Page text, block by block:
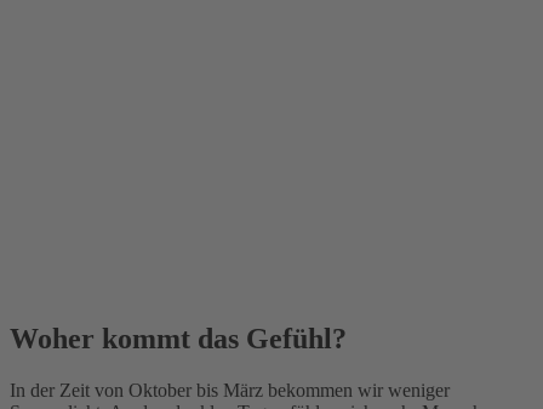
Woher kommt das Gefühl?
In der Zeit von Oktober bis März bekommen wir weniger